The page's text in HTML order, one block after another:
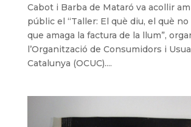
Cabot i Barba de Mataró va acollir
públic el “Taller: El què diu, el què no
que amaga la factura de la llum”,
l’Organització de Consumidors i
Catalunya (OCUC)....